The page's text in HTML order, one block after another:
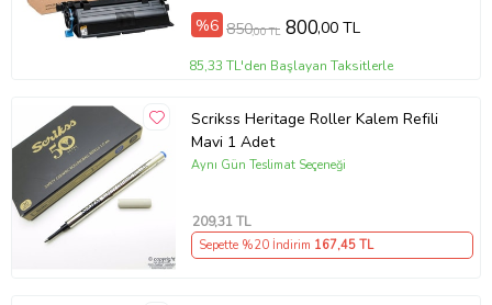
%6 850,00 TL 800,00 TL
85,33 TL'den Başlayan Taksitlerle
Scrikss Heritage Roller Kalem Refili
Mavi 1 Adet
Aynı Gün Teslimat Seçeneği
209,31 TL
Sepette %20 İndirim 167,45 TL